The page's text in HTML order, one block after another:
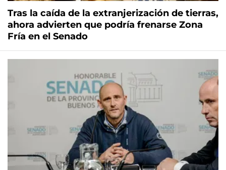
Tras la caída de la extranjerización de tierras,
ahora advierten que podría frenarse Zona
Fría en el Senado